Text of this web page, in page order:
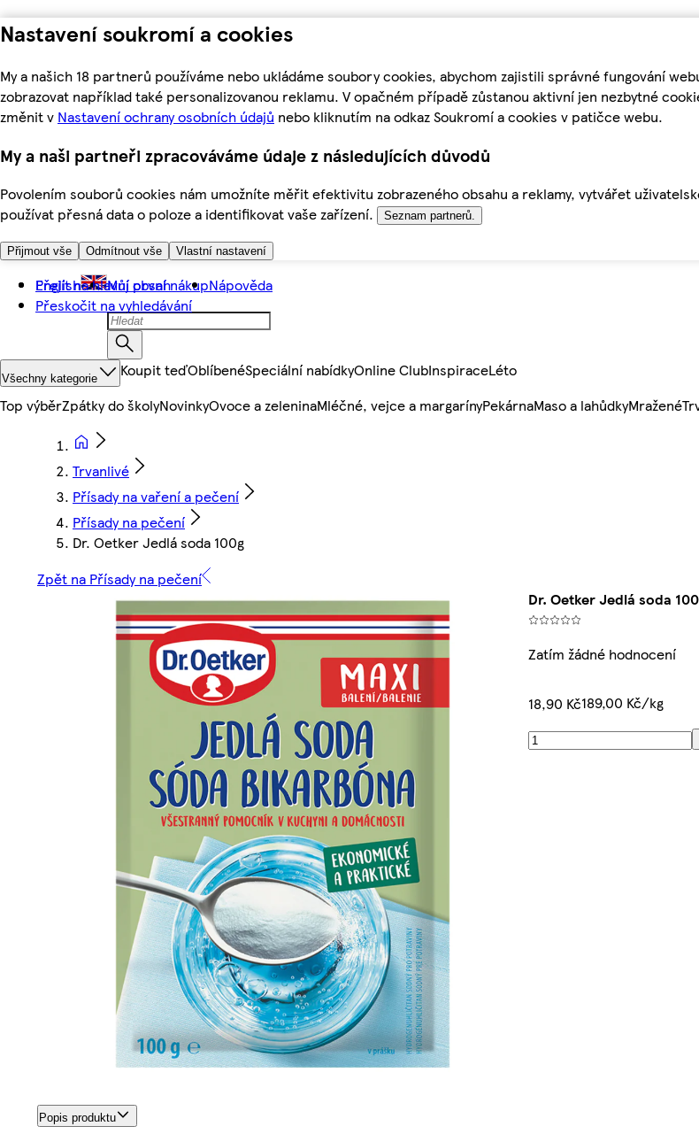
Nastavení soukromí a cookies
My a našich 18 partnerů používáme nebo ukládáme soubory cookies, abychom zajistili správné fungování
zobrazovat například také personalizovanou reklamu. V opačném případě zůstanou aktivní jen nezbytné
změnit v Nastavení ochrany osobních údajů nebo kliknutím na odkaz Soukromí a cookies v patičce webu.
My a naši partneři zpracováváme údaje z následujících důvodů
Povolením souborů cookies nám umožníte měřit efektivitu zobrazeného obsahu a reklamy, vytvářet
používat přesná data o poloze a identifikovat vaše zařízení.
Seznam partnerů.
Přijmout vše Odmítnout vše Vlastní nastavení
Přejít na hlavní obsah
Přeskočit na vyhledávání
English Můj první nákupNápověda
Všechny kategorie Koupit teďOblíbenéSpeciální nabídkyOnline ClubInspiraceLéto
Top výběrZpátky do školyNovinkyOvoce a zeleninaMléčné, vejce a margarínyPekárnaMaso a lahůdkyMražené
Trvanlivé
Přísady na vaření a pečení
Přísady na pečení
Dr. Oetker Jedlá soda 100g
Zpět na Přísady na pečení
Dr. Oetker Jedlá soda
Zatím žádné hodnocení
18,90 Kč189,00 Kč/kg
Popis produktu